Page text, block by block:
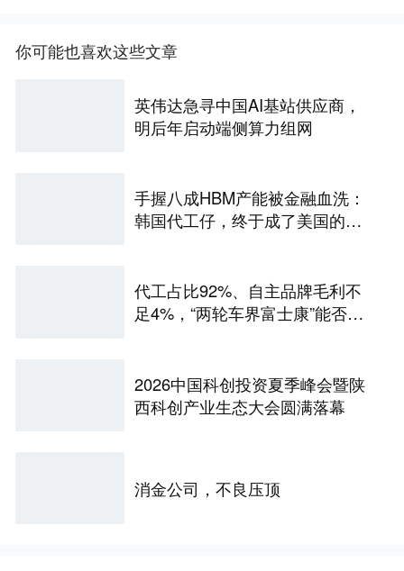
你可能也喜欢这些文章
英伟达急寻中国AI基站供应商，
明后年启动端侧算力组网
手握八成HBM产能被金融血洗：
韩国代工仔，终于成了美国的待
代工占比92%、自主品牌毛利不
足4%，“两轮车界富士康”能否站
2026中国科创投资夏季峰会暨陕
西科创产业生态大会圆满落幕
消金公司，不良压顶